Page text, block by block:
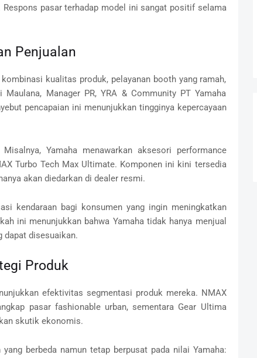
pasar terhadap model ini sangat positif selama
Penjualan
kualitas produk, pelayanan booth yang ramah,
Manager PR, YRA & Community PT Yamaha
pencapaian ini menunjukkan tingginya kepercayaan
Yamaha menawarkan aksesori performance
Turbo Tech Max Ultimate. Komponen ini kini tersedia
akan diedarkan di dealer resmi.
kendaraan bagi konsumen yang ingin meningkatkan
ini menunjukkan bahwa Yamaha tidak hanya menjual
dapat disesuaikan.
Produk
efektivitas segmentasi produk mereka. NMAX
pasar fashionable urban, sementara Gear Ultima
skutik ekonomis.
berbeda namun tetap berpusat pada nilai Yamaha: